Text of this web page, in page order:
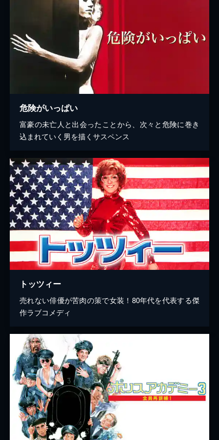
危険がいっぱい
富豪の未亡人と出会ったことから、次々と危険に巻き
込まれていく男を描くサスペンス
トッツィー
売れない俳優が苦肉の策で女装！80年代を代表する傑
作ラブコメディ